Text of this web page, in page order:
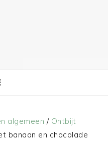
algemeen / Ontbijt
banaan en chocolade